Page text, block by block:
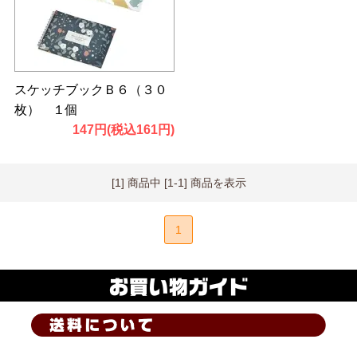
スケッチブックＢ６（３０
枚） １個
147円(税込161円)
[1] 商品中 [1-1] 商品を表示
1